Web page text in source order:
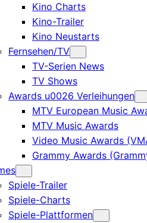
Kino Charts
Kino-Trailer
Kino Neustarts
Fernsehen/TV
TV-Serien News
TV Shows
Awards u0026 Verleihungen
MTV European Music
MTV Music Awards
Video Music Awards
Grammy Awards
Spiele-Trailer
Spiele-Charts
Spiele-Plattformen